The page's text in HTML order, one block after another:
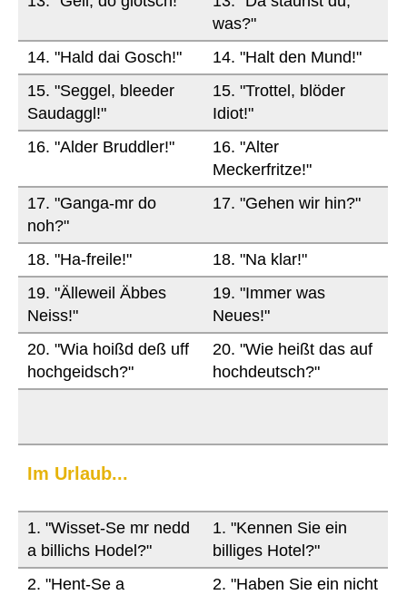
was?"
14. "Hald dai Gosch!"
14. "Halt den Mund!"
15. "Seggel, bleeder
Saudaggl!"
15. "Trottel, blöder
Idiot!"
16. "Alder Bruddler!"
16. "Alter
Meckerfritze!"
17. "Ganga-mr do
noh?"
17. "Gehen wir hin?"
18. "Ha-freile!"
18. "Na klar!"
19. "Älleweil Äbbes
Neiss!"
19. "Immer was
Neues!"
20. "Wia hoißd deß uff
hochgeidsch?"
20. "Wie heißt das auf
hochdeutsch?"
Im Urlaub...
1. "Wisset-Se mr nedd
a billichs Hodel?"
1. "Kennen Sie ein
billiges Hotel?"
2. "Hent-Se a
2. "Haben Sie ein nicht